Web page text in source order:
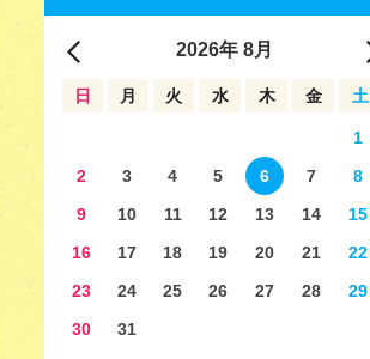
2026年 8月
日 月 火 水 木 金 土
1
2
3 4 5 6 7
8
9
10 11 12 13 14
15
16
17 18 19 20 21
22
23
24 25 26 27 28
29
30
31